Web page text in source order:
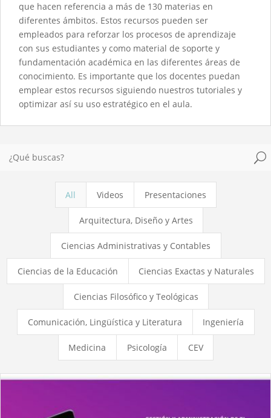
que hacen referencia a más de 130 materias en
diferentes ámbitos. Estos recursos pueden ser
empleados para reforzar los procesos de aprendizaje
con sus estudiantes y como material de soporte y
fundamentación académica en las diferentes áreas de
conocimiento. Es importante que los docentes puedan
emplear estos recursos siguiendo nuestros tutoriales y
optimizar así su uso estratégico en el aula.
U
All Videos Presentaciones
Arquitectura, Diseño y Artes
Ciencias Administrativas y Contables
Ciencias de la Educación Ciencias Exactas y Naturales
Ciencias Filosófico y Teológicas
Comunicación, Lingüística y Literatura Ingeniería
Medicina Psicología CEV